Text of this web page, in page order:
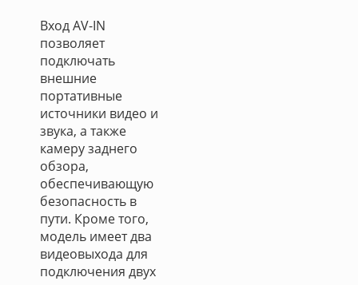
Вход AV-IN
позволяет
подключать
внешние
портативные
источники видео и
звука, а также
камеру заднего
обзора,
обеспечивающую
безопасность в
пути. Кроме того,
модель имеет два
видеовыхода для
подключения двух